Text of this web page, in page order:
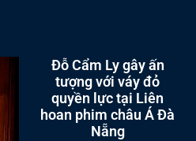
Đỗ Cẩm Ly gây ấn
tượng với váy đỏ
quyền lực tại Liên
hoan phim châu Á Đà
Nẵng